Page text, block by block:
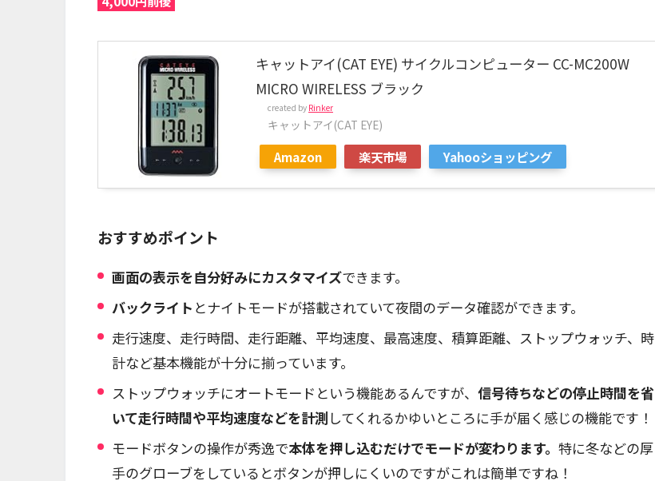
キャットアイ(CAT EYE) サイクルコンピューター CC-MC200W
MICRO WIRELESS ブラック
created by Rinker
キャットアイ(CAT EYE)
Amazon 楽天市場 Yahooショッピング
おすすめポイント
画面の表示を自分好みにカスタマイズできます。
バックライト とナイトモードが搭載されていて夜間のデータ確認ができます。
走行速度、走行時間、走行距離、平均速度、最高速度、積算距離、ストップウォッチ、時
計など基本機能が十分に揃っています。
ストップウォッチにオートモードという機能あるんですが、 信号待ちなどの停止時間を省
いて走行時間や平均速度などを計測 してくれるかゆいところに手が届く感じの機能です！
モードボタンの操作が秀逸で本体を押し込むだけでモードが変わります。 特に冬などの厚
手のグローブをしているとボタンが押しにくいのですがこれは簡単ですね！